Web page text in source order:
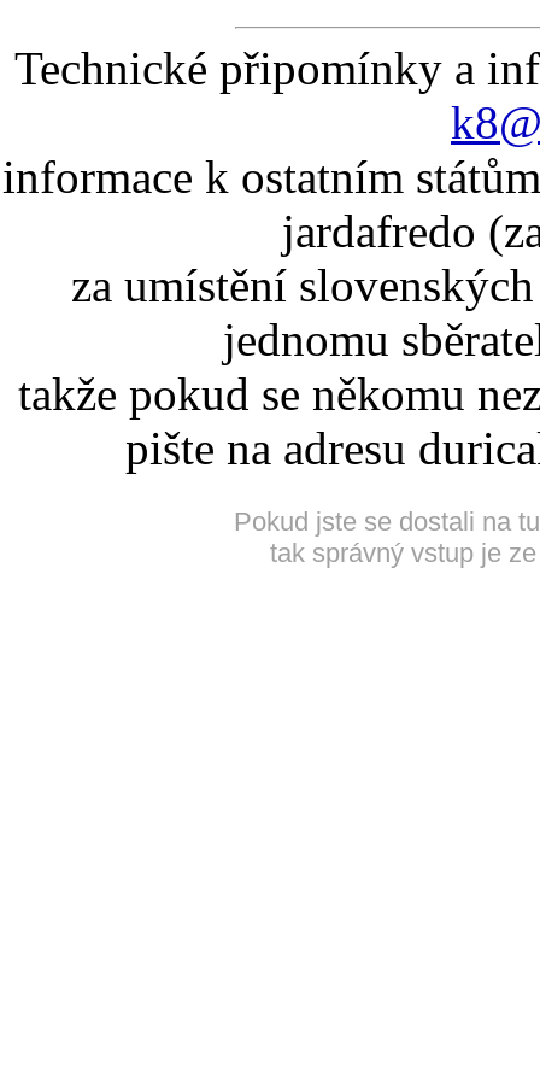
Technické připomínky a
informace k ostatním
jardafredo
za umístění
jednomu
takže pokud se někomu
pište na adresu
Pokud jste se dostali na
tak správný vstup je